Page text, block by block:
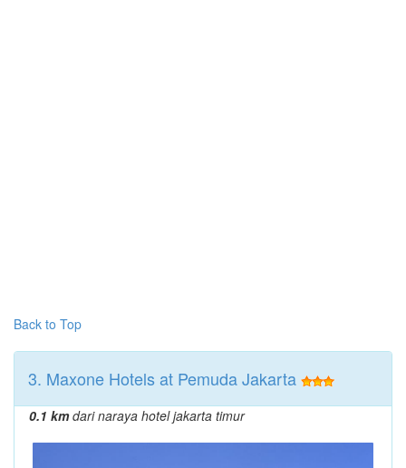
Back to Top
3. Maxone Hotels at Pemuda Jakarta
0.1 kmdari naraya hotel jakarta timur